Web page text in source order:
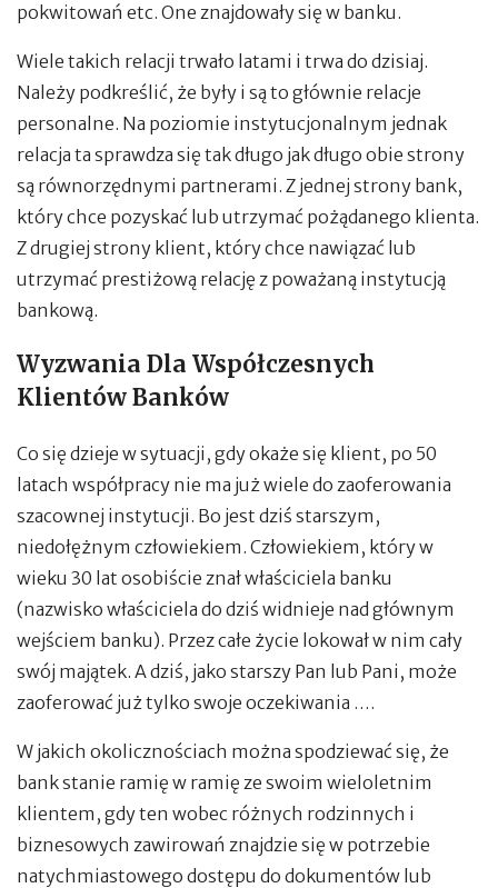
pokwitowań etc. One znajdowały się w banku.
Wiele takich relacji trwało latami i trwa do dzisiaj.
Należy podkreślić, że były i są to głównie relacje
personalne. Na poziomie instytucjonalnym jednak
relacja ta sprawdza się tak długo jak długo obie strony
są równorzędnymi partnerami. Z jednej strony bank,
który chce pozyskać lub utrzymać pożądanego klienta.
Z drugiej strony klient, który chce nawiązać lub
utrzymać prestiżową relację z poważaną instytucją
bankową.
Wyzwania Dla Współczesnych
Klientów Banków
Co się dzieje w sytuacji, gdy okaże się klient, po 50
latach współpracy nie ma już wiele do zaoferowania
szacownej instytucji. Bo jest dziś starszym,
niedołężnym człowiekiem. Człowiekiem, który w
wieku 30 lat osobiście znał właściciela banku
(nazwisko właściciela do dziś widnieje nad głównym
wejściem banku). Przez całe życie lokował w nim cały
swój majątek. A dziś, jako starszy Pan lub Pani, może
zaoferować już tylko swoje oczekiwania ….
W jakich okolicznościach można spodziewać się, że
bank stanie ramię w ramię ze swoim wieloletnim
klientem, gdy ten wobec różnych rodzinnych i
biznesowych zawirowań znajdzie się w potrzebie
natychmiastowego dostępu do dokumentów lub